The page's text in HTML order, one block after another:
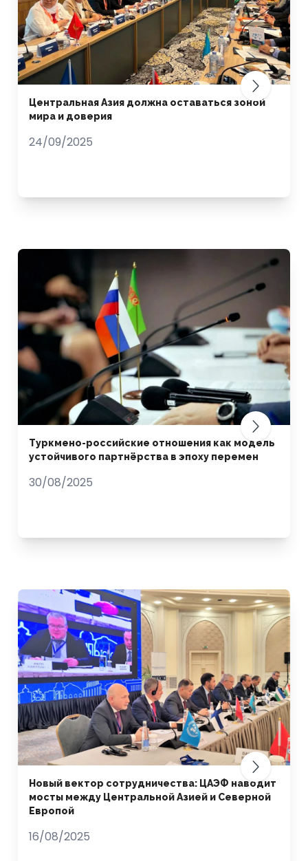
Центральная Азия должна оставаться зоной
мира и доверия
24/09/2025
Туркмено-российские отношения как модель
устойчивого партнёрства в эпоху перемен
30/08/2025
Новый вектор сотрудничества: ЦАЭФ наводит
мосты между Центральной Азией и Северной
Европой
16/08/2025